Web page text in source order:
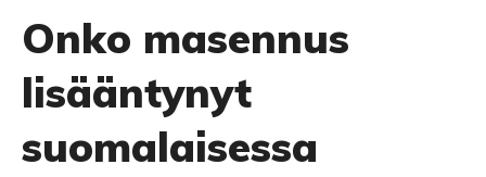
Onko masennus
lisääntynyt
suomalaisessa